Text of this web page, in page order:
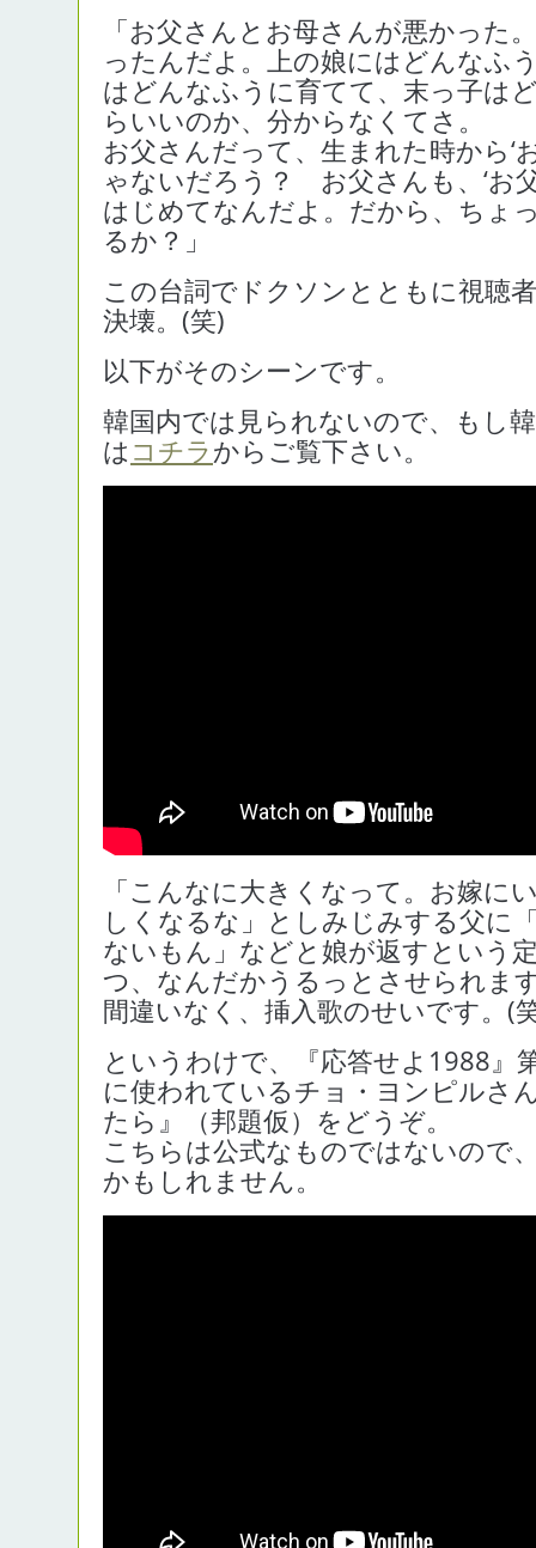
「お父さんとお母さんが悪かった
ったんだよ。上の娘にはどんなふ
はどんなふうに育てて、末っ子は
らいいのか、分からなくてさ。
お父さんだって、生まれた時から‘
ゃないだろう？ お父さんも、‘お
はじめてなんだよ。だから、ちょ
るか？」
この台詞でドクソンとともに視聴
決壊。(笑)
以下がそのシーンです。
韓国内では見られないので、もし
はコチラからご覧下さい。
「こんなに大きくなって。お嫁に
しくなるな」としみじみする父に
ないもん」などと娘が返すという
つ、なんだかうるっとさせられま
間違いなく、挿入歌のせいです。(
というわけで、『応答せよ1988』
に使われているチョ・ヨンピルさ
たら』（邦題仮）をどうぞ。
こちらは公式なものではないので
かもしれません。